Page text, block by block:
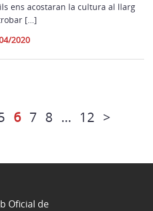
ens acostaran la cultura al llarg
[…]
2020
6 7 8 … 12 >
Oficial de